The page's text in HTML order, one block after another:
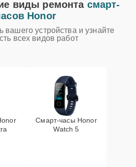
виды ремонта смарт-
Honor
вашего устройства и узнайте
всех видов работ
Смарт-часы Honor
Watch 5